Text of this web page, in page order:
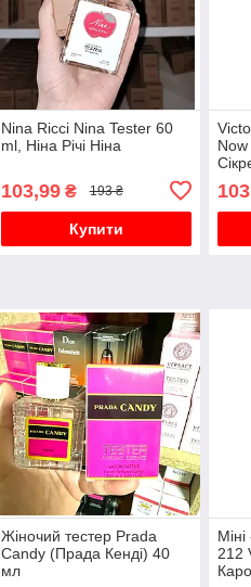
Nina Ricci Nina Tester 60
ml, Ніна Річі Ніна
103,99₴ 193 ₴
Купити
Now
Жіночий тестер Prada
Candy (Прада Кенді) 40
мл
212